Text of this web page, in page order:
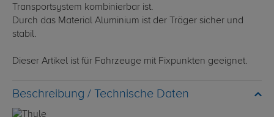
Transportsystem kombinierbar ist.
Durch das Material Aluminium ist der Träger sicher und
stabil.
Dieser Artikel ist für Fahrzeuge mit Fixpunkten geeignet.
Technische Daten